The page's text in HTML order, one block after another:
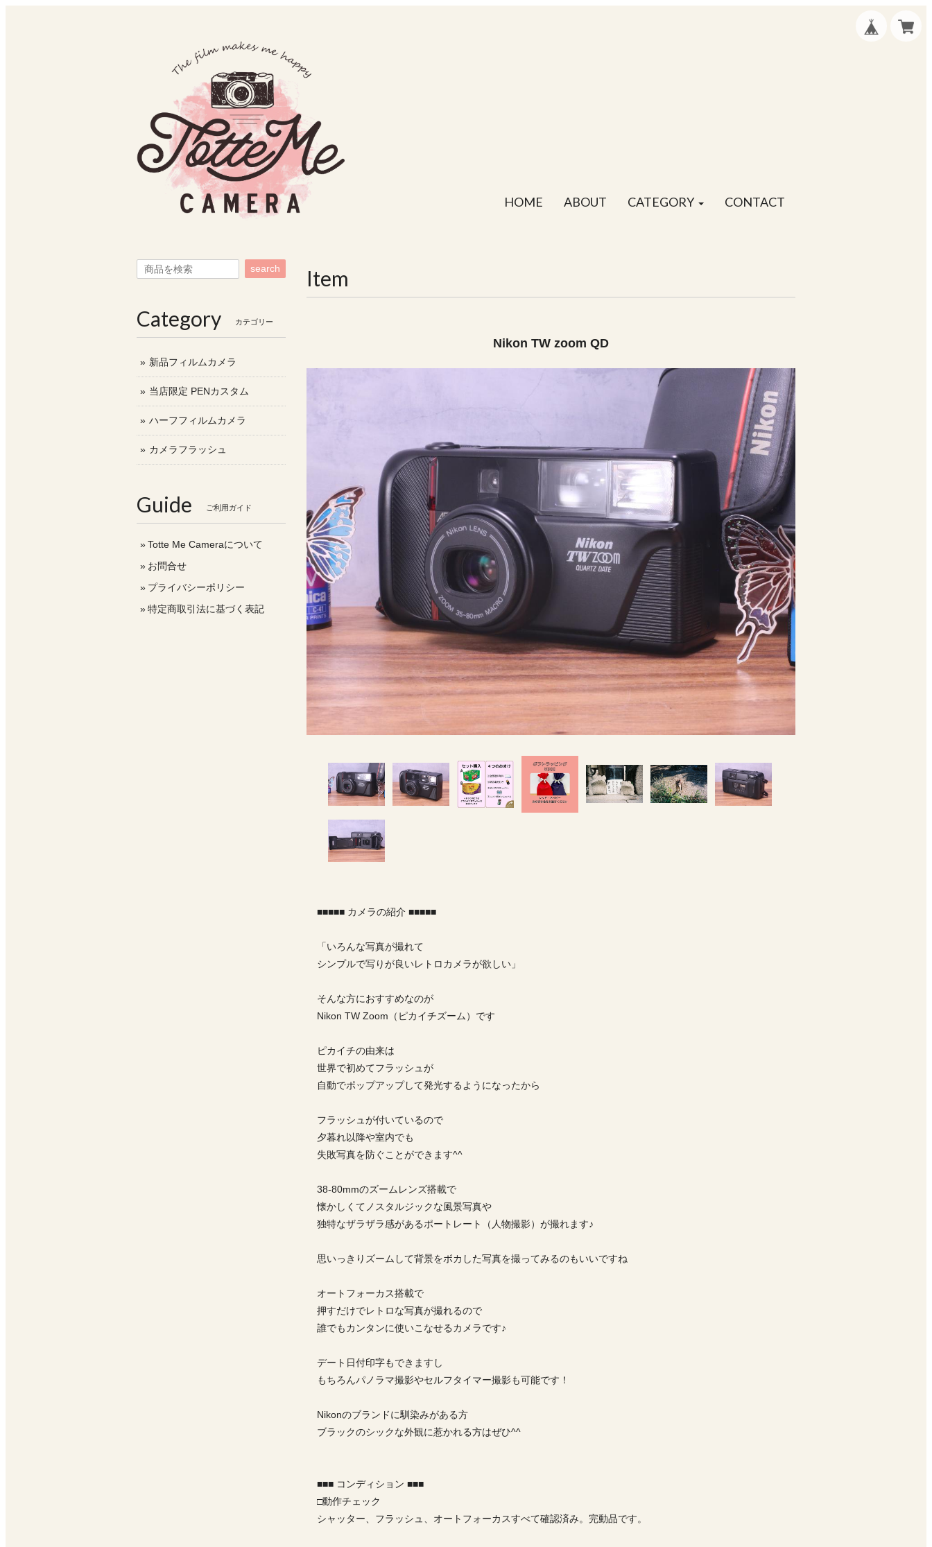
HOME ABOUT CATEGORY CONTACT
Item
Nikon TW zoom QD
■■■■■ カメラの紹介 ■■■■■
「いろんな写真が撮れて
シンプルで写りが良いレトロカメラが欲しい」
そんな方におすすめなのが
Nikon TW Zoom（ピカイチズーム）です
ピカイチの由来は
世界で初めてフラッシュが
自動でポップアップして発光するようになったから
フラッシュが付いているので
夕暮れ以降や室内でも
失敗写真を防ぐことができます^^
38-80mmのズームレンズ搭載で
懐かしくてノスタルジックな風景写真や
独特なザラザラ感があるポートレート（人物撮影）が撮れます♪
思いっきりズームして背景をボカした写真を撮ってみるのもいいですね
オートフォーカス搭載で
押すだけでレトロな写真が撮れるので
誰でもカンタンに使いこなせるカメラです♪
デート日付印字もできますし
もちろんパノラマ撮影やセルフタイマー撮影も可能です！
Nikonのブランドに馴染みがある方
ブラックのシックな外観に惹かれる方はぜひ^^
■■■ コンディション ■■■
□動作チェック
シャッター、フラッシュ、オートフォーカスすべて確認済み。完動品です。
search
Category カテゴリー
新品フィルムカメラ
当店限定 PENカスタム
ハーフフィルムカメラ
カメラフラッシュ
Guide ご利用ガイド
Totte Me Cameraについて
お問合せ
プライバシーポリシー
特定商取引法に基づく表記